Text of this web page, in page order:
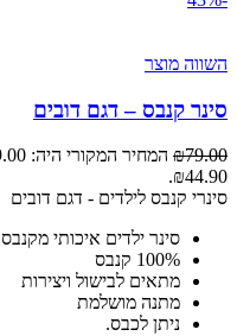
השווה מוצר
סינר קנבס – דגם דובים
₪79.00 המחיר המקורי היה: ₪79.00.
₪44.90.
סינרי קנבס לילדים - דגם דובים
סינר ילדים איכותי מקנבס
100% קנבס
מתאים לבישול ויצירות
מתנה מושלמת
ניתן לכבס.